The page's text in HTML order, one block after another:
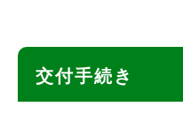
交付手続き